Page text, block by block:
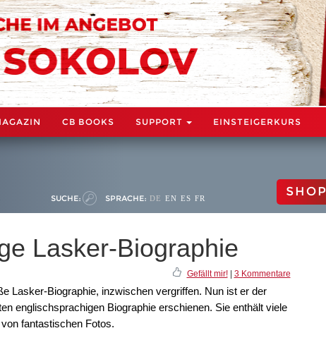
CB BOOKS SUPPORT EINSTEIGERKURS
SUCHE: SPRACHE: DE EN ES FR SHOP
Lasker-Biographie
Gefällt mir!| 3 Kommentare
Lasker-Biographie, inzwischen vergriffen. Nun ist er der
englischsprachigen Biographie erschienen. Sie enthält viele
fantastischen Fotos.